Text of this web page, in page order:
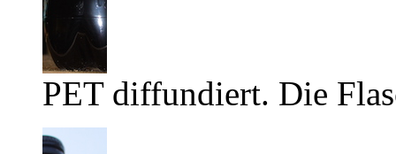
PET diffundiert. Die